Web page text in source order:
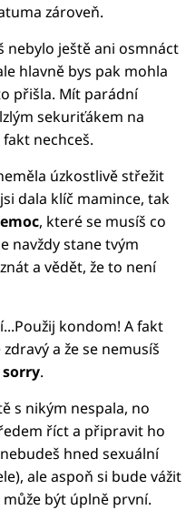
zároveň.
nebylo ještě ani osmnáct
hlavně bys pak mohla
přišla. Mít parádní
sekuriťákem na
nechceš.
úzkostlivě střežit
dala klíč mamince, tak
, které se musíš co
navždy stane tvým
a vědět, že to není
kondom! A fakt
a že se nemusíš
.
s nikým nespala, no
říct a připravit ho
hned sexuální
ale aspoň si bude vážit
být úplně první.